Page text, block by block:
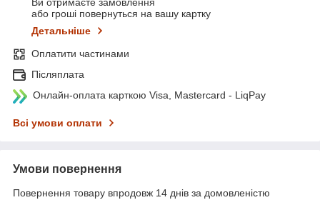
Ви отримаєте замовлення
або гроші повернуться на вашу картку
Детальніше
Оплатити частинами
Післяплата
Онлайн-оплата карткою Visa, Mastercard - LiqPay
Всі умови оплати
Умови повернення
Повернення товару впродовж 14 днів за домовленістю